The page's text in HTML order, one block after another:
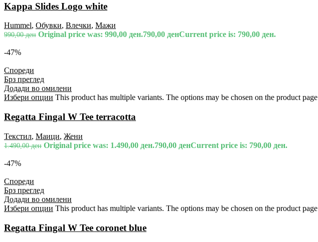
Kappa Slides Logo white
Hummel, Обувки, Влечки, Мажи
990,00ден Original price was: 990,00 ден.790,00 денCurrent price is: 790,00 ден.
-47%
Спореди
Брз преглед
Додади во омилени
Избери опции This product has multiple variants. The options may be chosen on the product page
Regatta Fingal W Tee terracotta
Текстил, Маици, Жени
1.490,00ден Original price was: 1.490,00 ден.790,00 денCurrent price is: 790,00 ден.
-47%
Спореди
Брз преглед
Додади во омилени
Избери опции This product has multiple variants. The options may be chosen on the product page
Regatta Fingal W Tee coronet blue